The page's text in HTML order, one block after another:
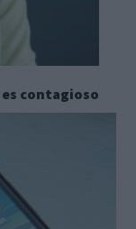
contagioso